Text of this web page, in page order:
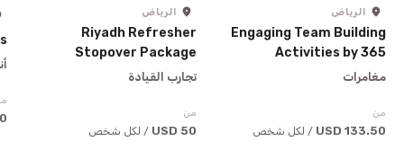
الرياض
Engaging Team Building
Activities by 365
Adventures
مغامرات
من
133.50 USD / لكل شخص
الرياض
Riyadh Refresher
Stopover Package
تجارب القيادة
من
50 USD / لكل شخص